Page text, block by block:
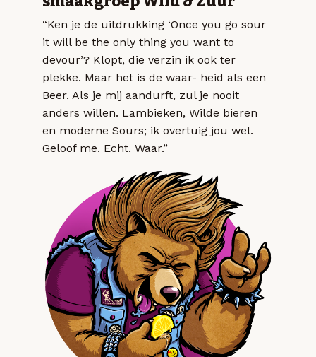
“Ken je de uitdrukking ‘Once you go sour
it will be the only thing you want to
devour’? Klopt, die verzin ik ook ter
plekke. Maar het is de waar- heid als een
Beer. Als je mij aandurft, zul je nooit
anders willen. Lambieken, Wilde bieren
en moderne Sours; ik overtuig jou wel.
Geloof me. Echt. Waar.”